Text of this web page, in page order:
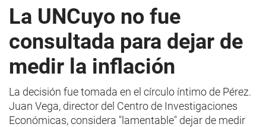
La UNCuyo no fue
consultada para dejar de
medir la inflación
La decisión fue tomada en el círculo íntimo de Pérez.
Juan Vega, director del Centro de Investigaciones
Económicas, considera "lamentable" dejar de medir